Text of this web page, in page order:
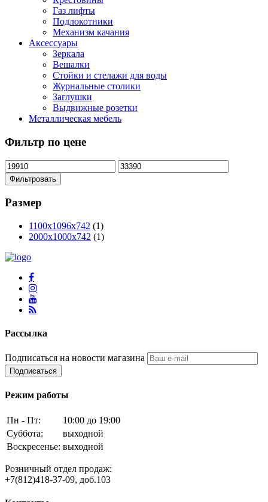
Газ лифты
Подлокотники
Механизм качания
Аксессуары
Зеркала
Вешалки
Стойки и стелажи для воды
Журнальные столики
Заглушки
Выдвижные розетки
Металлическая мебель
Фильтр по цене
Фильтровать
Размер
1100х1096х742 (1)
2000х1000х742 (1)
Рассылка
Подписаться на новости магазина
Подписаться
Режим работы
Пн - Пт:
10:00 до 19:00
Суббота:
выходной
Воскресенье: выходной
Розничный отдел продаж:
+7(812)418-37-09, доб.103